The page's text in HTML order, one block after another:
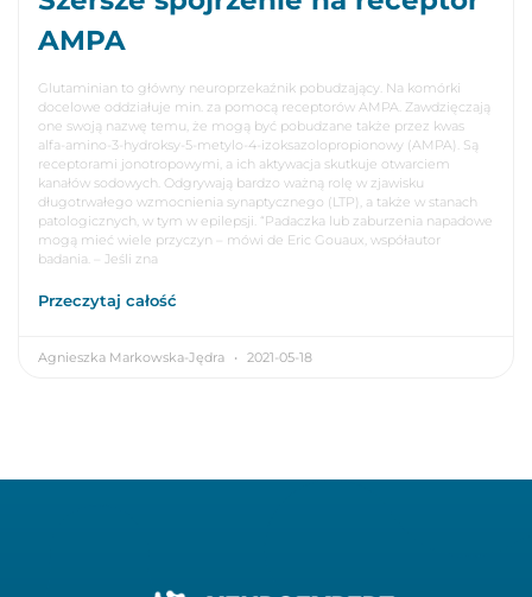
AMPA
Glutaminian to główny neuroprzekaźnik pobudzający. Na komórki
docelowe oddziałuje min. za pomocą receptorów AMPA. Zawdzięczają
one swoją nazwę temu, że mogą być pobudzane także przez kwas
alfa-amino-3-hydroksy-5-metylo-4-izoksazolopropionowy (AMPA). Są
receptorami jonotropowymi, a ich aktywacja skutkuje otwarciem
kanałów sodowych. Odgrywają bardzo ważną rolę w zjawisku
długotrwałego wzmocnienia synaptycznego (LTP), a także w stanach
patologicznych, w tym w epilepsji. “Padaczka lub zaburzenia napadowe
mogą mieć wiele przyczyn – mówi de Eric Gouaux, współautor
badania. – Jeśli zna
Przeczytaj całość
Agnieszka Markowska-Jędra 2021-05-18